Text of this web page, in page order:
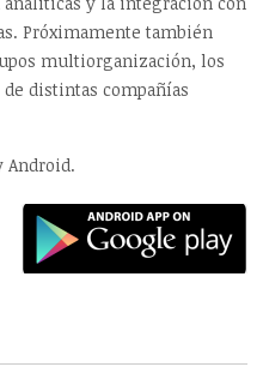
Próximamente también
multiorganización, los
distintas compañías
Android.